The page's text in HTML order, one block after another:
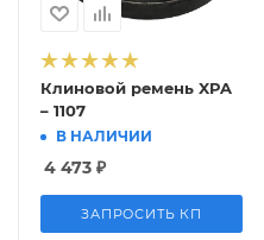
Клиновой ремень XPA
– 1107
В НАЛИЧИИ
4 473 ₽
ЗАПРОСИТЬ КП